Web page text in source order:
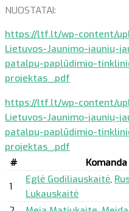
NUOSTATAI:
https://ltf.lt/wp-content/
Lietuvos-Jaunimo-jaunių-
patalpų-paplūdimio-
projektas_.pdf
https://ltf.lt/wp-content/
Lietuvos-Jaunimo-jaunių-
patalpų-paplūdimio-
projektas_.pdf
#
Komanda
1
Eglė Godiliauskaitė,
Lukauskaitė